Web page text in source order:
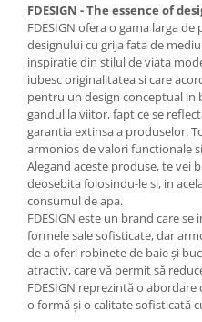
FDESIGN - The essence of
FDESIGN ofera o gama larga
designului cu grija fata de
inspiratie din stilul de viata
iubesc originalitatea si care
pentru un design conceptual in
gandul la viitor, fapt ce se
garantia extinsa a produselor.
armonios de valori functionale
Alegand aceste produse, te vei
deosebita folosindu-le si, in
consumul de apa.
FDESIGN este un brand care
formele sale sofisticate, dar
de a oferi robinete de baie și
atractiv, care vă permit să
FDESIGN reprezintă o
o formă și o calitate sofisticată